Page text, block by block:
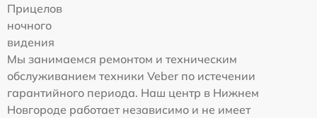
Прицелов
ночного
видения
Мы занимаемся ремонтом и техническим
обслуживанием техники Veber по истечении
гарантийного периода. Наш центр в Нижнем
Новгороде работает независимо и не имеет